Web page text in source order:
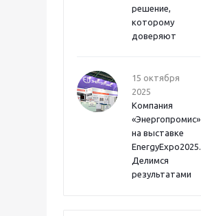
решение,
которому
доверяют
15 октября
2025
Компания
«Энергопромис»
на выставке
EnergyExpo2025.
Делимся
результатами